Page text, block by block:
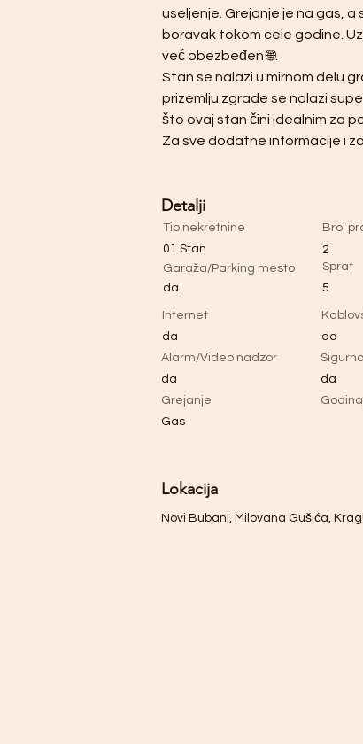
useljenje. Grejanje je na gas,
boravak tokom cele godine.
već obezbeđen 🌐.
Stan se nalazi u mirnom delu
prizemlju zgrade se nalazi
što ovaj stan čini idealnim za
Za sve dodatne informacije i
Detalji
Tip nekretnine
01 Stan
Garaža/Parking mesto
da
Internet
da
Alarm/Video nadzor
da
Grejanje
Gas
Broj
2
Sprat
5
da
da
Lokacija
Novi Bubanj, Milovana Gušića,